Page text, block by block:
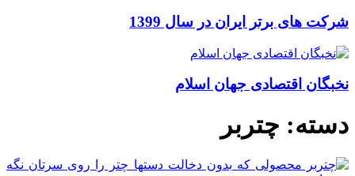
شرکت های برتر ایران در سال 1399
نخبگان اقتصادی جهان اسلام
دسته: چتربر